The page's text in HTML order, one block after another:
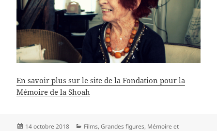
En savoir plus sur le site de la Fondation pour la
Mémoire de la Shoah
Publié
14 octobre 2018 Catégories
Films,Grandes figures, Mémoire et